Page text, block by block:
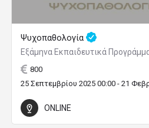
Ψυχοπαθολογία
Εξάμηνα Εκπαιδευτικά
800
25 Σεπτεμβρίου 2025 00:00 - 21
ONLINE